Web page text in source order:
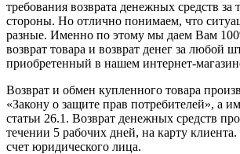
требования возврата денежных средств за
стороны. Но отлично понимаем, что
разные. Именно по этому мы даем Вам
возврат товара и возврат денег за любой
приобретенный в нашем интернет-
Возврат и обмен купленного товара
«Закону о защите прав потребителей», а
статьи 26.1. Возврат денежных средств
течении 5 рабочих дней, на карту
счет юридического лица.